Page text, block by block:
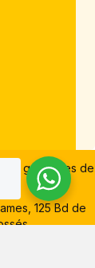
générales de
125 Bd de